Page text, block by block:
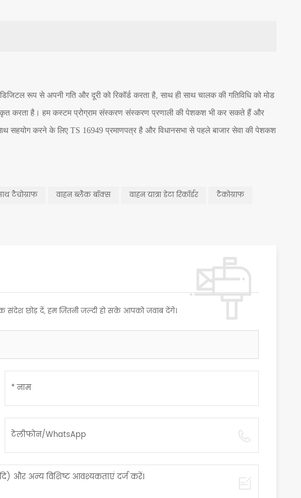
रूप से अपनी गति और दूरी को रिकॉर्ड करता है, साथ ही साथ चालक की गतिविधि को मोड
करता है। हम कस्टम प्रोग्राम संस्करण संस्करण प्रणाली की पेशकश भी कर सकते हैं और
सहयोग करने के लिए TS 16949 प्रमाणपत्र है और विधानसभा से पहले बाजार सेवा की पेशकश
टैचोग्राफ वाहन ब्लैक बॉक्स वाहन यात्रा डेटा रिकॉर्डर
टैकोग्राफ
संदेश छोड़ दें, हम जितनी जल्दी हो सके आपको जवाब देंगे।